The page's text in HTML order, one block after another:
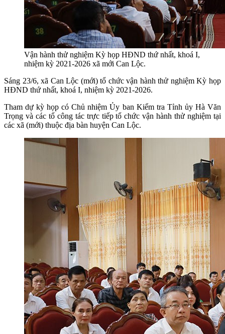
Vận hành thử nghiệm Kỳ họp HĐND thứ nhất, khoá I,
nhiệm kỳ 2021-2026 xã mới Can Lộc.
Sáng 23/6, xã Can Lộc (mới) tổ chức vận hành thử nghiệm Kỳ họp
HĐND thứ nhất, khoá I, nhiệm kỳ 2021-2026.
Tham dự kỳ họp có Chủ nhiệm Ủy ban Kiểm tra Tỉnh ủy Hà Văn
Trọng và các tổ công tác trực tiếp tổ chức vận hành thử nghiệm tại
các xã (mới) thuộc địa bàn huyện Can Lộc.